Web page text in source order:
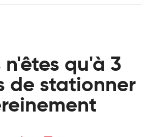
n'êtes qu'à 3
de stationner